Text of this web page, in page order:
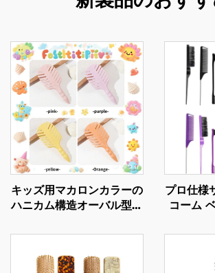
キッズ用マカロンカラーの
ハニカム構造オーバル型ナ
入りマッサージヘアブラシ
プロ仕様
コーム